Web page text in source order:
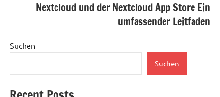
Nextcloud und der Nextcloud App Store Ein
umfassender Leitfaden
Suchen
Suchen